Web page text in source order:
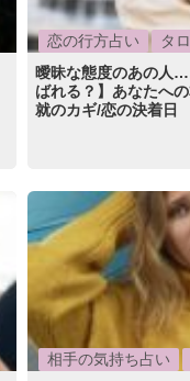
恋の行方占い タ
曖昧な態度のあの人
ばれる？】あなたへ
就のカギ/恋の決着日
相手の気持ち占い